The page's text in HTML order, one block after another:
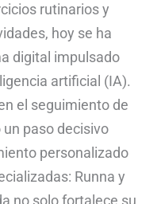
rutinarios y
hoy se ha
digital impulsado
artificial (IA).
el seguimiento de
paso decisivo
personalizado
Runna y